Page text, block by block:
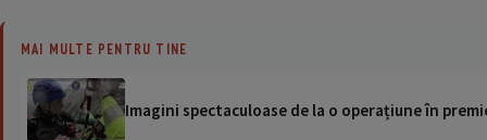
MAI MULTE PENTRU TINE
Imagini spectaculoase de la o operațiune în